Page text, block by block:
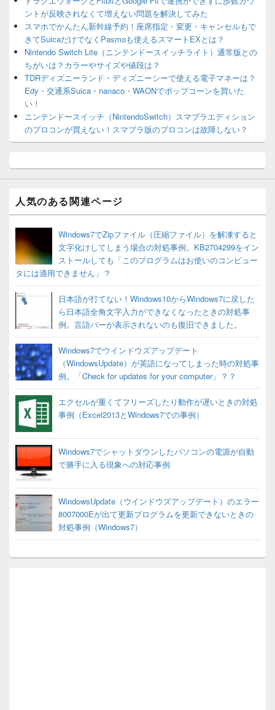
ントが反映されなくて増えない問題を解決してみた
スマホでかんたん新幹線予約！座席指定・変更・キャンセルもで
きてSuicaだけでなくPasmoも使えるスマートEXとは？
Nintendo Switch Lite（ニンテンドースイッチライト）通常版との
ちがいは？カラーやサイズや値段は？
TDRディズニーランド・ディズニーシーで使える電子マネーは？
Edy・交通系Suica・nanaco・WAONでポップコーンを買いた
い！
ニンテンドースイッチ（NintendoSwitch）スマブラエディション
のプロコンが買えない！スマブラ版のプロコンは故障しない？
人気のある関連ページ
Windows7でZipファイル（圧縮ファイル）を解凍すると
文字化けしてしまう場合の対処事例。KB2704299をイン
ストールしても「このプログラムはお使いのコンピュー
タには適用できません」？
日本語が打てない！Windows10からWindows7に戻した
ら日本語全角文字入力ができなくなったときの対処事
例。言語バーが表示されないのも復旧できました。
Windows7でウインドウズアップデート
（WindowsUpdate）が英語になってしまった時の対処事
例。「Check for updates for your computer」？？
エクセルが重くてフリーズしたり動作が遅いときの対処
事例（Excel2013とWindows7での事例）
Windows7でシャットダウンしたパソコンの電源が自動
で勝手に入る現象への対応事例
WindowsUpdate（ウインドウズアップデート）のエラー
8007000Eが出て更新プログラムを更新できないときの
対処事例（Windows7）